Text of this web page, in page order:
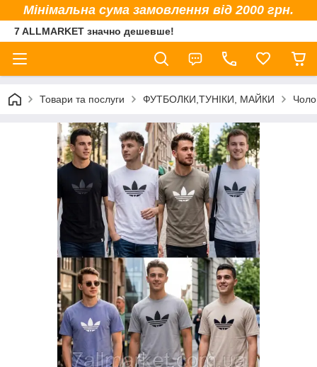
Мінімальна сума замовлення від 2000 грн.
7 ALLMARKET значно дешевше!
Товари та послуги ФУТБОЛКИ,ТУНІКИ, МАЙКИ